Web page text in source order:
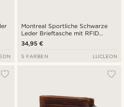
Montreal Sportliche Schwarze
Leder Brieftasche mit RFID
Schutz
34,95 €
5 FARBEN LUCLEON